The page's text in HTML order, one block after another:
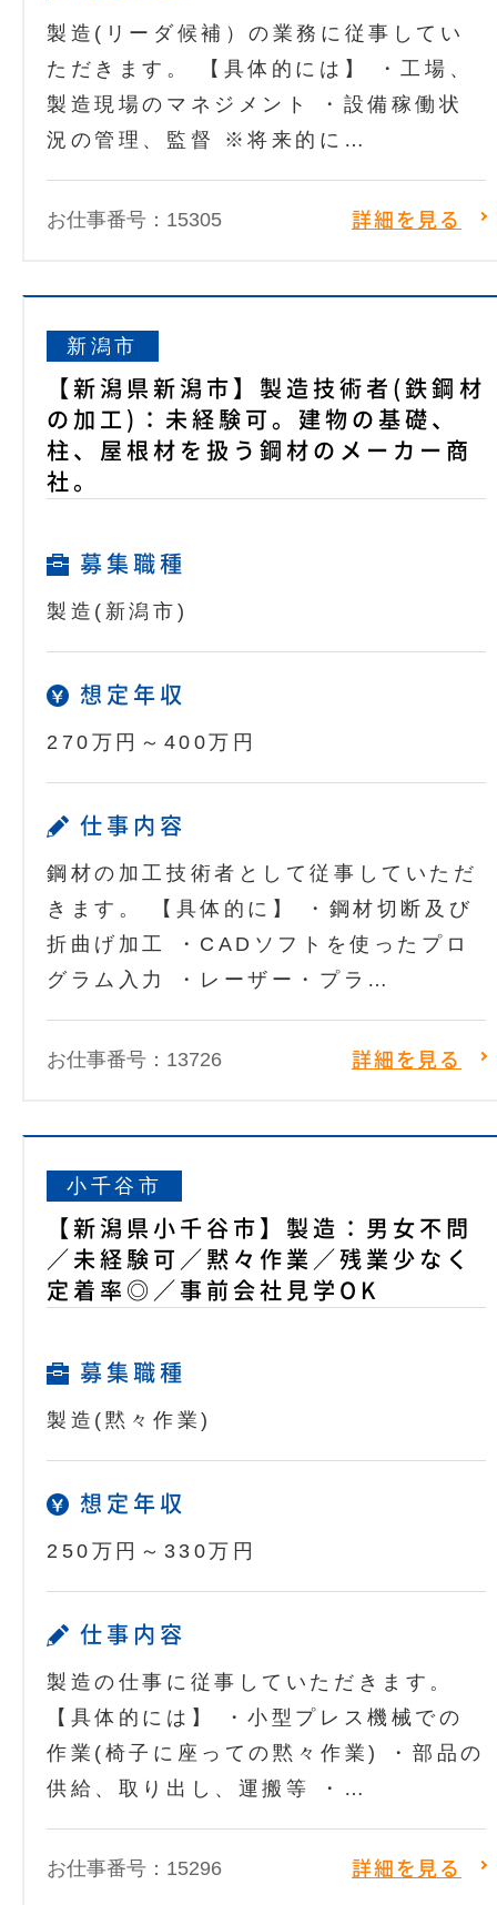
製造(リーダ候補）の業務に従事してい
ただきます。 【具体的には】 ・工場、
製造現場のマネジメント ・設備稼働状
況の管理、監督 ※将来的に…
お仕事番号：15305 詳細を見る
新潟市
【新潟県新潟市】製造技術者(鉄鋼材
の加工)：未経験可。建物の基礎、
柱、屋根材を扱う鋼材のメーカー商
社。
募集職種
製造(新潟市)
想定年収
270万円～400万円
仕事内容
鋼材の加工技術者として従事していただ
きます。 【具体的に】 ・鋼材切断及び
折曲げ加工 ・CADソフトを使ったプロ
グラム入力 ・レーザー・プラ…
お仕事番号：13726 詳細を見る
小千谷市
【新潟県小千谷市】製造：男女不問
／未経験可／黙々作業／残業少なく
定着率◎／事前会社見学OK
募集職種
製造(黙々作業)
想定年収
250万円～330万円
仕事内容
製造の仕事に従事していただきます。
【具体的には】 ・小型プレス機械での
作業(椅子に座っての黙々作業) ・部品の
供給、取り出し、運搬等 ・…
お仕事番号：15296 詳細を見る